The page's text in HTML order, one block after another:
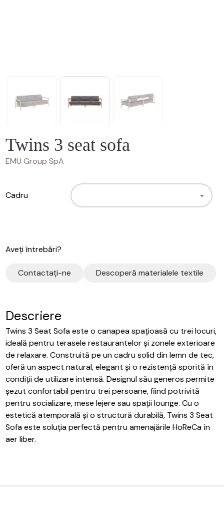
Twins 3 seat sofa
EMU Group SpA
Cadru
Aveți întrebări?
Contactaţi-ne Descoperă materialele textile
Descriere
Twins 3 Seat Sofa este o canapea spațioasă cu trei locuri,
ideală pentru terasele restaurantelor și zonele exterioare
de relaxare. Construită pe un cadru solid din lemn de tec,
oferă un aspect natural, elegant și o rezistență sporită în
condiții de utilizare intensă. Designul său generos permite
șezut confortabil pentru trei persoane, fiind potrivită
pentru socializare, mese lejere sau spații lounge. Cu o
estetică atemporală și o structură durabilă, Twins 3 Seat
Sofa este soluția perfectă pentru amenajările HoReCa în
aer liber.